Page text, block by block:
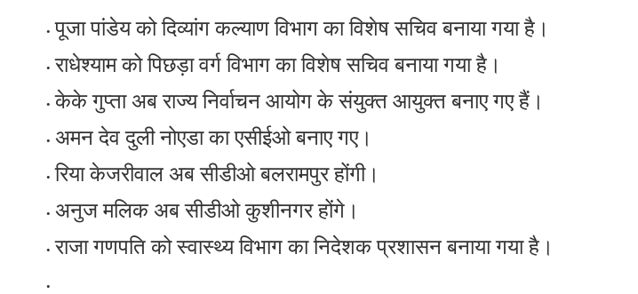
पूजा पांडेय को दिव्यांग कल्याण विभाग का विशेष सचिव बनाया गया है।
राधेश्याम को पिछड़ा वर्ग विभाग का विशेष सचिव बनाया गया है।
केके गुप्ता अब राज्य निर्वाचन आयोग के संयुक्त आयुक्त बनाए गए हैं।
अमन देव दुली नोएडा का एसीईओ बनाए गए।
रिया केजरीवाल अब सीडीओ बलरामपुर होंगी।
अनुज मलिक अब सीडीओ कुशीनगर होंगे।
राजा गणपति को स्वास्थ्य विभाग का निदेशक प्रशासन बनाया गया है।